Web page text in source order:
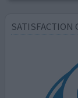
SATISFACTION